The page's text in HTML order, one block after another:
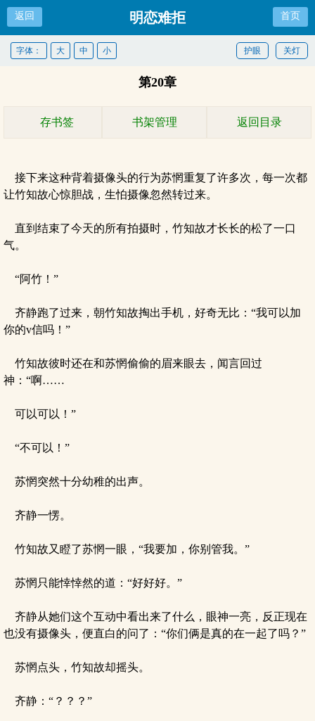
返回 明恋难拒 首页
关灯
护眼
字体： 大 中 小
第20章
存书签 书架管理 返回目录
接下来这种背着摄像头的行为苏惘重复了许多次，每一次都
让竹知故心惊胆战，生怕摄像忽然转过来。
直到结束了今天的所有拍摄时，竹知故才长长的松了一口
气。
“阿竹！”
齐静跑了过来，朝竹知故掏出手机，好奇无比：“我可以加
你的v信吗！”
竹知故彼时还在和苏惘偷偷的眉来眼去，闻言回过
神：“啊……
可以可以！”
“不可以！”
苏惘突然十分幼稚的出声。
齐静一愣。
竹知故又瞪了苏惘一眼，“我要加，你别管我。”
苏惘只能悻悻然的道：“好好好。”
齐静从她们这个互动中看出来了什么，眼神一亮，反正现在
也没有摄像头，便直白的问了：“你们俩是真的在一起了吗？”
苏惘点头，竹知故却摇头。
齐静：“？？？”